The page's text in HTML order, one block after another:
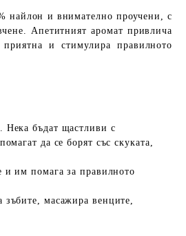
найлон и внимателно проучени, с
Апетитният аромат привлича
и стимулира правилното
Нека бъдат щастливи с
да се борят със скуката,
и им помага за правилното
зъбите, масажира венците,